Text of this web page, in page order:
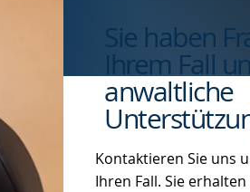
Sie haben
Ihrem Fall
anwaltliche
Kontaktieren Sie uns
Ihren Fall. Sie